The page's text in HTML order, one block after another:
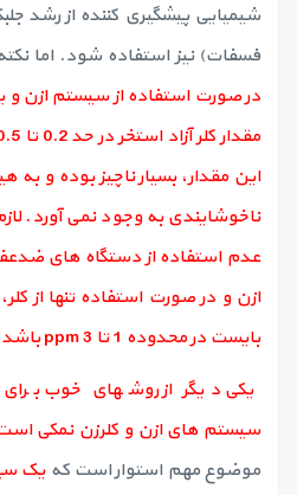
شیمیایی پیشگیری کننده از رشد
فسفات) نیز استفاده شود. اما
در صورت استفاده از سیستم ازن و
این مقدار، بسیار ناچیز بوده و
ناخوشایندی به وجود نمی آورد.
عدم استفاده از دستگاه های
ازن و در صورت استفاده تنها از
بایست در محدوده 1 تا 3 ppm باشد.
یکی دیگر از روشهای خوب
سیستم های ازن و کلرزن نمکی
موضوع مهم استوار است کهیک